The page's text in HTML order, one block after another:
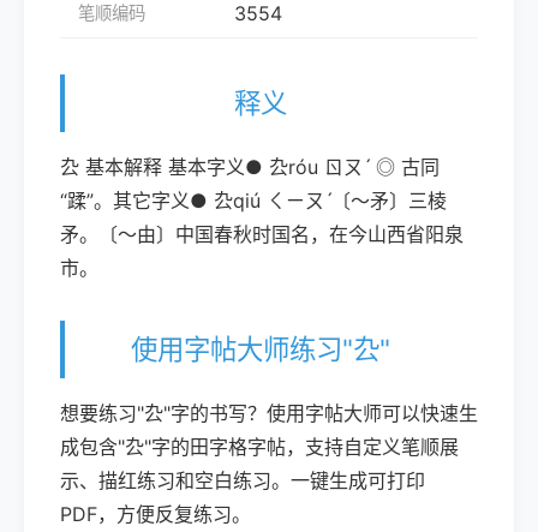
笔顺编码 3554
释义
厹 基本解释 基本字义● 厹róu ㄖㄡˊ ◎ 古同
“蹂”。其它字义● 厹qiú ㄑㄧㄡˊ〔～矛〕三棱
矛。〔～由〕中国春秋时国名，在今山西省阳泉
市。
使用字帖大师练习"厹"
想要练习"厹"字的书写？使用字帖大师可以快速生
成包含"厹"字的田字格字帖，支持自定义笔顺展
示、描红练习和空白练习。一键生成可打印
PDF，方便反复练习。